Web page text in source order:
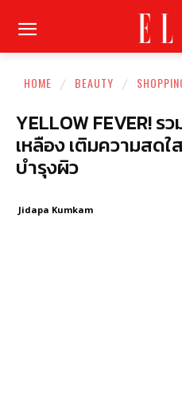
HOME BEAUTY
YELLOW FEVER! ร
เหลือง เติมความสด
บำรุงผิว
Jidapa Kumkam